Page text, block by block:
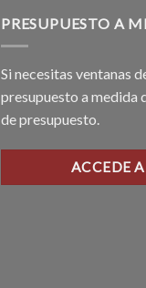
PRESUPUESTO A
Si necesitas ventanas
presupuesto a medida
de presupuesto.
ACCEDE